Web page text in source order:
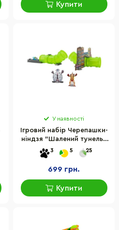
Купити
У наявності
Ігровий набір Черепашки-
ніндзя "Шалений тунель"
Funrise 71029 з машинкою
3 5 25
699 грн.
Купити